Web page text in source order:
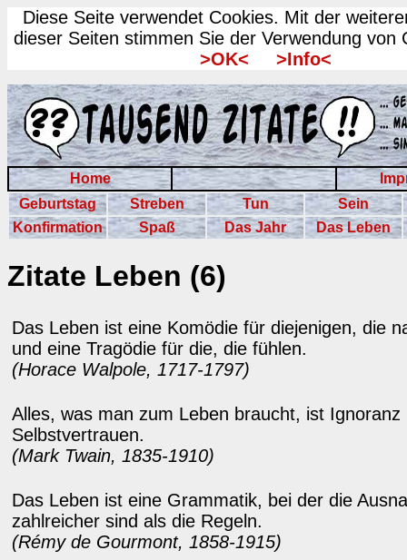
Diese Seite verwendet Cookies. Mit der
dieser Seiten stimmen Sie der Verwendung von
>OK<
>Info<
Home
Geburtstag
Streben Tun
Sein
Konfirmation
Spaß Das Jahr Das Leben
Zitate Leben (6)
Das Leben ist eine Komödie für diejenigen, die
und eine Tragödie für die, die fühlen.
(Horace Walpole, 1717-1797)
Alles, was man zum Leben braucht, ist Ignoranz
Selbstvertrauen.
(Mark Twain, 1835-1910)
Das Leben ist eine Grammatik, bei der die
zahlreicher sind als die Regeln.
(Rémy de Gourmont, 1858-1915)